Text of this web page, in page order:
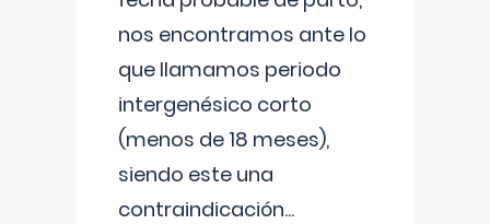
nos encontramos ante lo
que llamamos periodo
intergenésico corto
(menos de 18 meses),
siendo este una
contraindicación...